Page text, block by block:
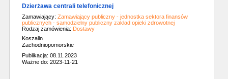
Dzierżawa centrali telefonicznej
Zamawiający: Zamawiający publiczny - jednostka sektora finansów
publicznych - samodzielny publiczny zakład opieki zdrowotnej
Rodzaj zamówienia: Dostawy
Koszalin
Zachodniopomorskie
Publikacja: 08.11.2023
Ważne do: 2023-11-21